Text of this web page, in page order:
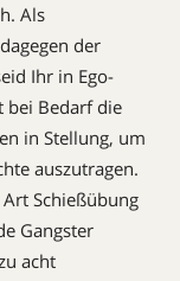
Als
der
Ihr in Ego-
bei Bedarf die
in Stellung, um
auszutragen.
Schießübung
Gangster
acht